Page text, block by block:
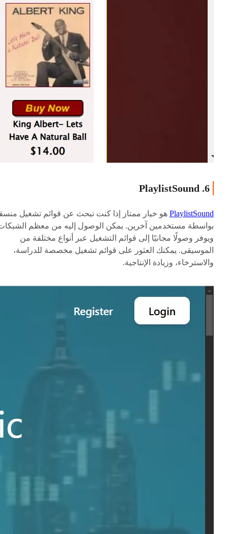
6. PlaylistSound
PlaylistSound هو خيار ممتاز إذا كنت تبحث عن قوائم تشغيل
بواسطة مستخدمين آخرين. يمكن الوصول إليه من معظم
ويوفر وصولًا مجانيًا إلى قوائم التشغيل عبر أنواع مختلفة من
الموسيقى. يمكنك العثور على قوائم تشغيل مخصصة للدراسة،
والاسترخاء، وزيادة الإنتاجية.